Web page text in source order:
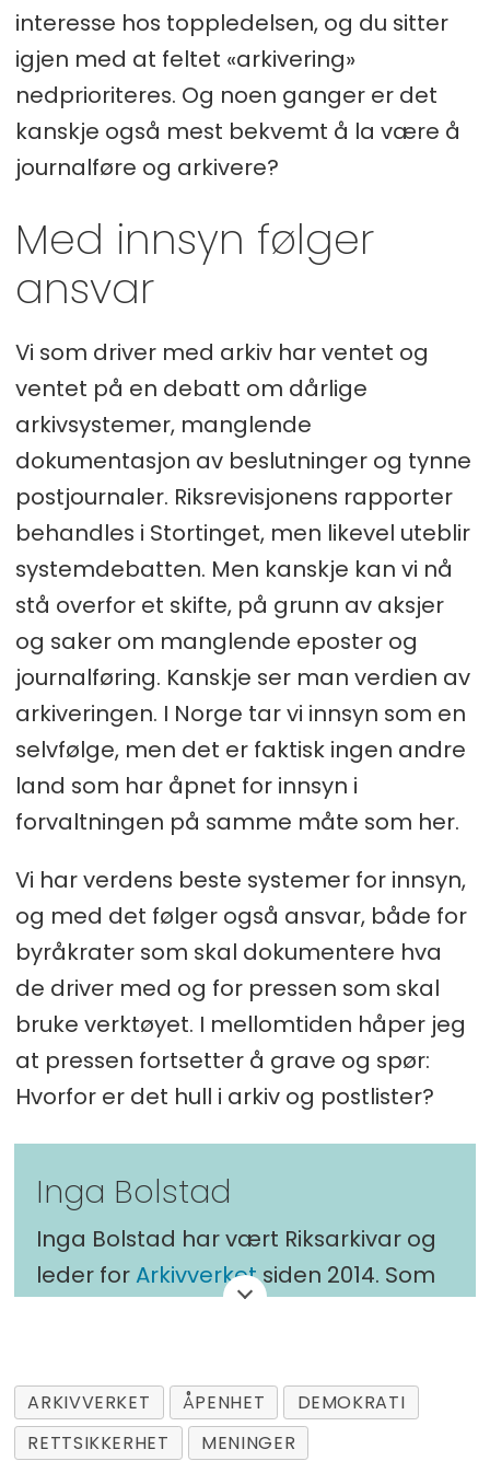
interesse hos toppledelsen, og du sitter
igjen med at feltet «arkivering»
nedprioriteres. Og noen ganger er det
kanskje også mest bekvemt å la være å
journalføre og arkivere?
Med innsyn følger
ansvar
Vi som driver med arkiv har ventet og
ventet på en debatt om dårlige
arkivsystemer, manglende
dokumentasjon av beslutninger og tynne
postjournaler. Riksrevisjonens rapporter
behandles i Stortinget, men likevel uteblir
systemdebatten. Men kanskje kan vi nå
stå overfor et skifte, på grunn av aksjer
og saker om manglende eposter og
journalføring. Kanskje ser man verdien av
arkiveringen. I Norge tar vi innsyn som en
selvfølge, men det er faktisk ingen andre
land som har åpnet for innsyn i
forvaltningen på samme måte som her.
Vi har verdens beste systemer for innsyn,
og med det følger også ansvar, både for
byråkrater som skal dokumentere hva
de driver med og for pressen som skal
bruke verktøyet. I mellomtiden håper jeg
at pressen fortsetter å grave og spør:
Hvorfor er det hull i arkiv og postlister?
Inga Bolstad
Inga Bolstad har vært Riksarkivar og
leder forArkivverketsiden 2014. Som
fremoverlent organisasjon. Hun er
diplomøkonom med en mastergrad i
ARKIVVERKET ÅPENHET
DEMOKRATI
RETTSIKKERHET
MENINGER